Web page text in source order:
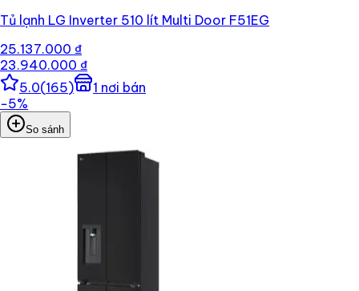
Tủ lạnh LG Inverter 510 lít Multi Door F51EG
25.137.000 ₫
23.940.000 ₫
5.0(165) 1 nơi bán
−5%
So sánh